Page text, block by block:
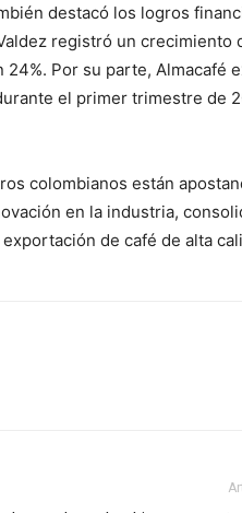
Contáctanos
Vincúlate
Mi Cuenta
destacó los logros
registró un crecimiento
Por su parte, Almacafé
el primer trimestre de
colombianos están
en la industria,
de café de alta